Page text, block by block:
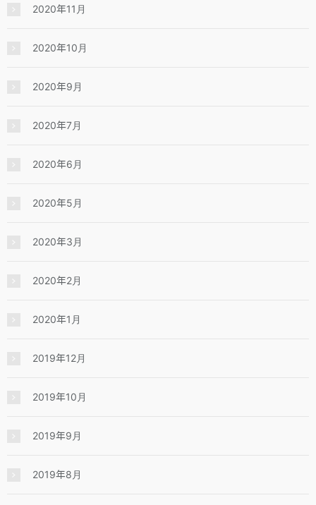
2020年11月
2020年10月
2020年9月
2020年7月
2020年6月
2020年5月
2020年3月
2020年2月
2020年1月
2019年12月
2019年10月
2019年9月
2019年8月